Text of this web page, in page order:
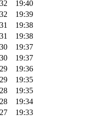
19:40
19:39
19:38
19:38
19:37
19:37
19:36
19:35
19:35
19:34
19:33